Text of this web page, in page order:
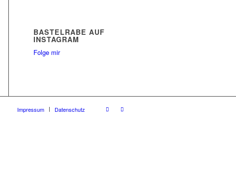
BASTELRABE AUF
INSTAGRAM
Folge mir
Impressum Datenschutz